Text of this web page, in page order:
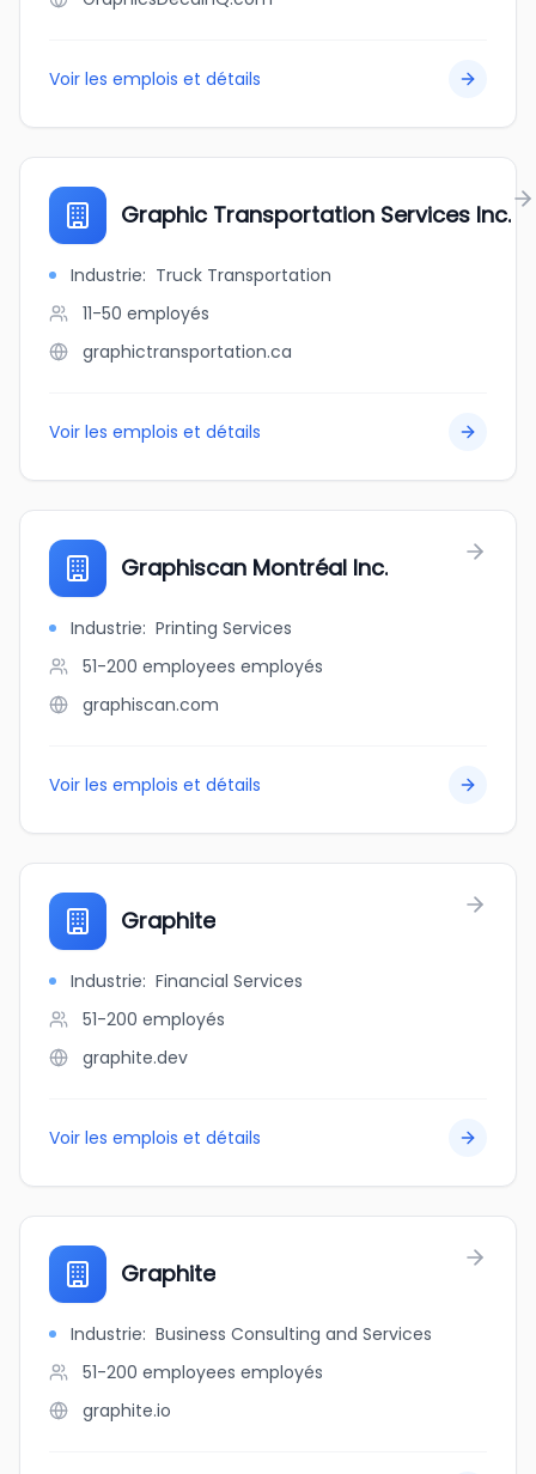
Voir les emplois et détails
Graphic Transportation Services Inc.
Industrie: Truck Transportation
11-50 employés
graphictransportation.ca
Voir les emplois et détails
Graphiscan Montréal Inc.
Industrie: Printing Services
51-200 employees employés
graphiscan.com
Voir les emplois et détails
Graphite
Industrie: Financial Services
51-200 employés
graphite.dev
Voir les emplois et détails
Graphite
Industrie: Business Consulting and Services
51-200 employees employés
graphite.io